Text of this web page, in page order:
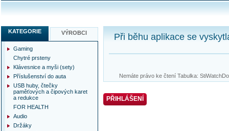
Při běhu aplikace se
Nemáte právo ke čtení Tabulka:
PŘIHLÁŠENÍ
KATEGORIE VÝROBCI
Gaming
Chytré prsteny
Klávesnice a myši (sety)
Příslušenství do auta
USB huby, čtečky
paměťových a čipových karet
a redukce
FOR HEALTH
Audio
Držáky